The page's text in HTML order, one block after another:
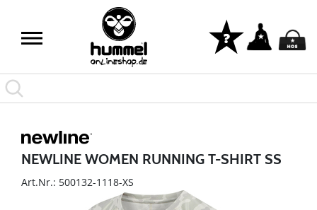
NEWLINE WOMEN RUNNING T-SHIRT SS
Art.Nr.: 500132-1118-XS